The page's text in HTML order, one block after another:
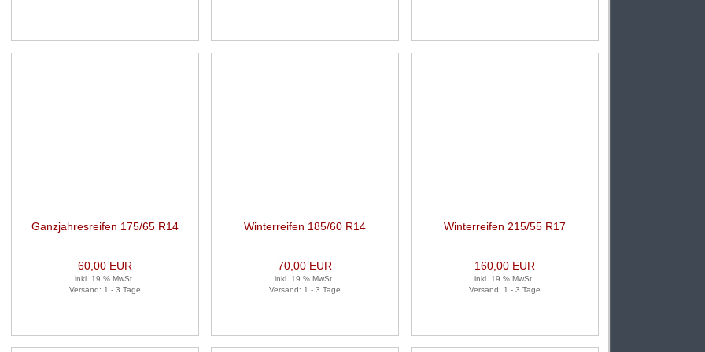
Ganzjahresreifen 175/65 R14
60,00 EUR
inkl. 19 % MwSt.
Versand: 1 - 3 Tage
Winterreifen 185/60 R14
70,00 EUR
inkl. 19 % MwSt.
Versand: 1 - 3 Tage
Winterreifen 215/55 R17
160,00 EUR
inkl. 19 % MwSt.
Versand: 1 - 3 Tage